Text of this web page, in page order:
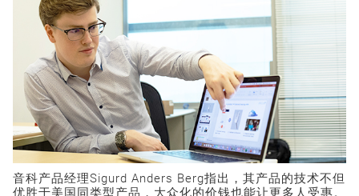
音科产品经理Sigurd Anders Berg指出，其产品的技术不但
优胜于美国同类型产品，大众化的价钱也能让更多人受惠。